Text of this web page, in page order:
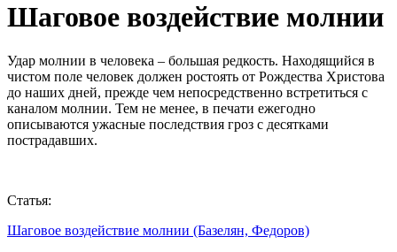
Шаговое воздействие молнии
Удар молнии в человека – большая редкость. Находящийся в
чистом поле человек должен ростоять от Рождества Христова
до наших дней, прежде чем непосредственно встретиться с
каналом молнии. Тем не менее, в печати ежегодно
описываются ужасные последствия гроз с десятками
пострадавших.
Статья:
Шаговое воздействие молнии (Базелян, Федоров)